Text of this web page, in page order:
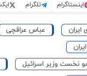
اینستاگرام تلگرام
ایران
عباس عراقچی
نخست وزیر اسرائیل